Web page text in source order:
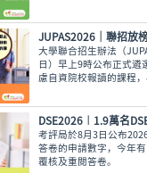
佔整體申請人數僅
使如此，未獲錄取的同
留意聯招以外的選擇呢。
大學聯合招生辦法（
日）早上9時公布正式遴
慮自資院校報讀的課程
各大專院校的即場招生
讓大家今晚順利執拾行
考評局於8月3日公布
答卷的申請數字，今年
覆核及重閱答卷。